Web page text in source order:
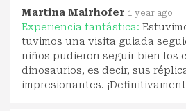
Martina Mairhofer 1 year ago
Experiencia fantástica:
tuvimos una visita guiada
niños pudieron seguir bien los
dinosaurios, es decir, sus
impresionantes.